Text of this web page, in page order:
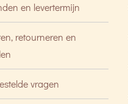
en levertermijn
retourneren en
vragen